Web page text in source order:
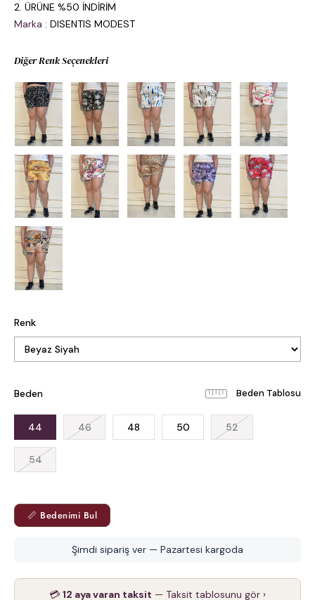
2. ÜRÜNE %50 İNDİRİM
Marka : DISENTIS MODEST
Diğer Renk Seçenekleri
Renk
Beden Beden Tablosu
44 46 48 50 52
54
📏 Bedenimi Bul
Şimdi sipariş ver — Pazartesi kargoda
💳 12 aya varan taksit — Taksit tablosunu gör ›